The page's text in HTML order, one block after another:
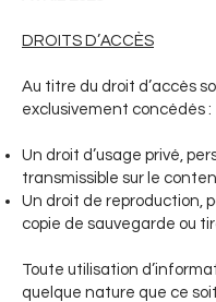
DROITS D’ACCÈS
Au titre du droit d’accès
exclusivement concédés :
Un droit d’usage privé,
transmissible sur le
Un droit de reproduction,
copie de sauvegarde ou
Toute utilisation
quelque nature que ce